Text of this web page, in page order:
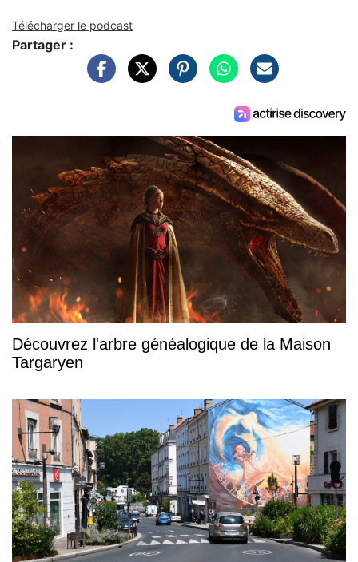
Télécharger le podcast
Partager :
Découvrez l'arbre généalogique de la Maison
Targaryen